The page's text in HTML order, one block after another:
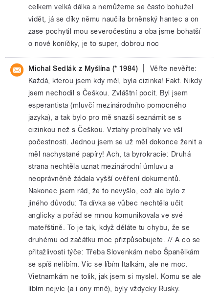
celkem velká dálka a nemůžeme se často bohužel
vidět, já se díky němu naučila brněnský hantec a on
zase pochytil mou severočestinu a oba jsme bohatší
o nové koníčky, je to super, dobrou noc
Michal Sedlák z Myšlína (* 1984)
Věřte nevěřte:
Každá, kterou jsem kdy měl, byla cizinka! Fakt. Nikdy
jsem nechodil s Češkou. Zvláštní pocit. Byl jsem
esperantista (mluvčí mezinárodního pomocného
jazyka), a tak bylo pro mě snazší seznámit se s
cizinkou než s Češkou. Vztahy probíhaly ve vší
počestnosti. Jednou jsem se už měl dokonce ženit a
měl nachystané papíry! Ach, ta byrokracie: Druhá
strana nechtěla uznat mezinárodní úmluvu a
neoprávněně žádala vyšší ověření dokumentů.
Nakonec jsem rád, že to nevyšlo, což ale bylo z
jiného důvodu: Ta dívka se vůbec nechtěla učit
anglicky a pořád se mnou komunikovala ve své
mateřštině. To je tak, když děláte tu chybu, že se
druhému od začátku moc přizpůsobujete. // A co se
přitažlivosti týče: Třeba Slovenkám nebo Španělkám
se spíš nelíbím. Víc se líbím Italkám, ale ne moc.
Vietnamkám ne tolik, jak jsem si myslel. Komu se ale
líbím nejvíc (a i ony mně), byly vždycky Rusky.